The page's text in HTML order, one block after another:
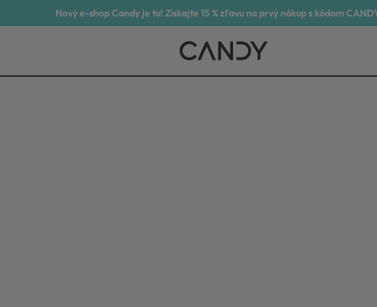
Nový e-shop Candy je tu! Získajte 15 % zľavu na prvý nákup s kódom